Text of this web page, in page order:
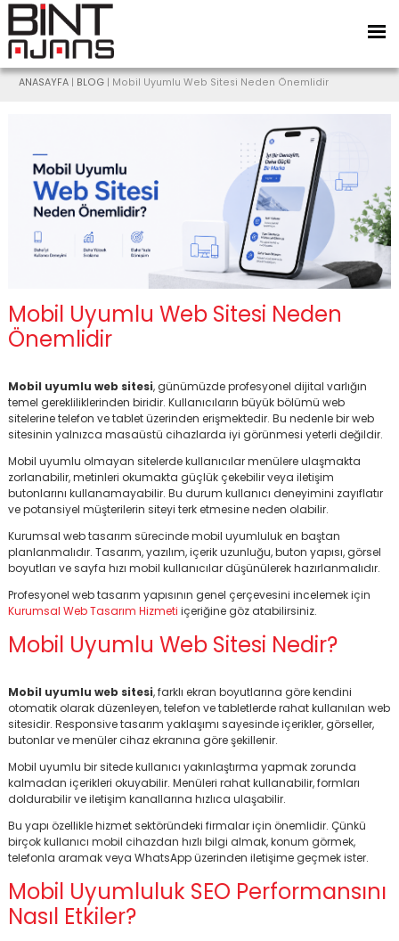
ANASAYFA | BLOG | Mobil Uyumlu Web Sitesi Neden Önemlidir
Mobil Uyumlu Web Sitesi Neden
Önemlidir
Mobil uyumlu web sitesi, günümüzde profesyonel dijital varlığın
temel gerekliliklerinden biridir. Kullanıcıların büyük bölümü web
sitelerine telefon ve tablet üzerinden erişmektedir. Bu nedenle bir web
sitesinin yalnızca masaüstü cihazlarda iyi görünmesi yeterli değildir.
Mobil uyumlu olmayan sitelerde kullanıcılar menülere ulaşmakta
zorlanabilir, metinleri okumakta güçlük çekebilir veya iletişim
butonlarını kullanamayabilir. Bu durum kullanıcı deneyimini zayıflatır
ve potansiyel müşterilerin siteyi terk etmesine neden olabilir.
Kurumsal web tasarım sürecinde mobil uyumluluk en baştan
planlanmalıdır. Tasarım, yazılım, içerik uzunluğu, buton yapısı, görsel
boyutları ve sayfa hızı mobil kullanıcılar düşünülerek hazırlanmalıdır.
Profesyonel web tasarım yapısının genel çerçevesini incelemek için
Kurumsal Web Tasarım Hizmeti içeriğine göz atabilirsiniz.
Mobil Uyumlu Web Sitesi Nedir?
Mobil uyumlu web sitesi, farklı ekran boyutlarına göre kendini
otomatik olarak düzenleyen, telefon ve tabletlerde rahat kullanılan web
sitesidir. Responsive tasarım yaklaşımı sayesinde içerikler, görseller,
butonlar ve menüler cihaz ekranına göre şekillenir.
Mobil uyumlu bir sitede kullanıcı yakınlaştırma yapmak zorunda
kalmadan içerikleri okuyabilir. Menüleri rahat kullanabilir, formları
doldurabilir ve iletişim kanallarına hızlıca ulaşabilir.
Bu yapı özellikle hizmet sektöründeki firmalar için önemlidir. Çünkü
birçok kullanıcı mobil cihazdan hızlı bilgi almak, konum görmek,
telefonla aramak veya WhatsApp üzerinden iletişime geçmek ister.
Mobil Uyumluluk SEO Performansını
Nasıl Etkiler?